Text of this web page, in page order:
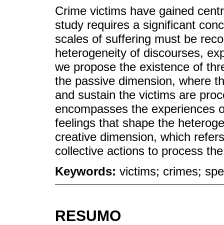
Crime victims have gained
study requires a significant
scales of suffering must be
heterogeneity of discourses,
we propose the existence of
the passive dimension, where
and sustain the victims are
encompasses the experiences
feelings that shape the
creative dimension, which
collective actions to process
Keywords: victims; crimes;
RESUMO